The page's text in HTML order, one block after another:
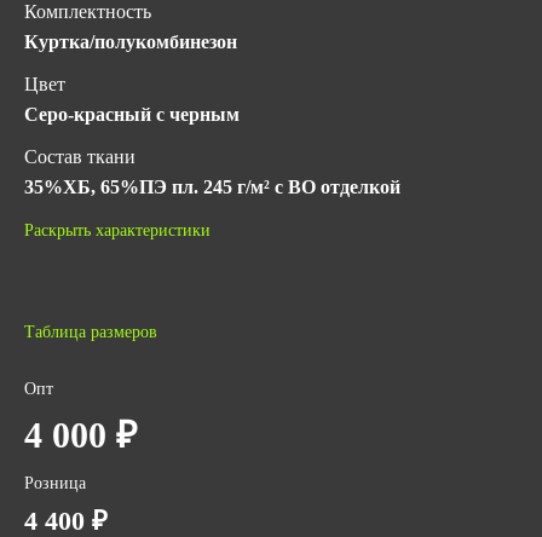
Комплектность
Куртка/полукомбинезон
Цвет
Серо-красный с черным
Состав ткани
35%ХБ, 65%ПЭ пл. 245 г/м² с ВО отделкой
Гарантийный срок хранения
ГОСТ
ГОСТ 12.4.280-2014
Количество в упаковке
Вес за ед,кг
1.2
Раскрыть характеристики
Таблица размеров
Опт
4 000 ₽
Розница
4 400 ₽